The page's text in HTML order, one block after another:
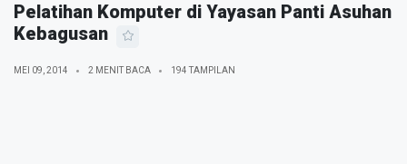
Pelatihan Komputer di Yayasan Panti Asuhan
Kebagusan
MEI 09, 2014 2 MENIT BACA 194 TAMPILAN